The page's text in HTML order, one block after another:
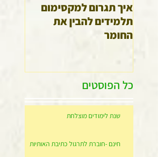
איך תגרום למקסימום
תלמידים להבין את
החומר
כל הפוסטים
שנת לימודים מוצלחת
חינם -חוברת לתרגול כתיבת האותיות